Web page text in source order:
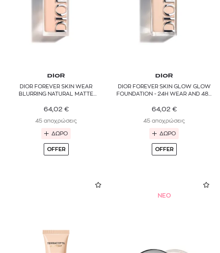
DIOR
DIOR FOREVER SKIN WEAR
BLURRING NATURAL MATTE
64,02 €
45 αποχρώσεις
ΔΩΡΟ
OFFER
DIOR
DIOR FOREVER SKIN GLOW GLOW
FOUNDATION - 24H WEAR AND 48H
64,02 €
45 αποχρώσεις
ΔΩΡΟ
OFFER
NEO